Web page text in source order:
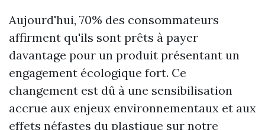
Aujourd'hui, 70% des consommateurs
affirment qu'ils sont prêts à payer
davantage pour un produit présentant un
engagement écologique fort. Ce
changement est dû à une sensibilisation
accrue aux enjeux environnementaux et aux
effets néfastes du plastique sur notre